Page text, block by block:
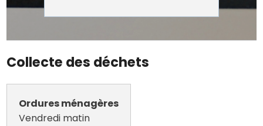
Collecte des déchets
Ordures ménagères
Vendredi matin